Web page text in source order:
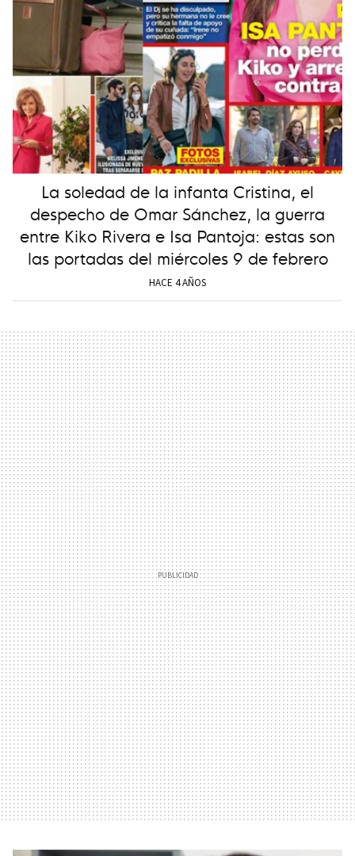
La soledad de la infanta Cristina, el
despecho de Omar Sánchez, la guerra
entre Kiko Rivera e Isa Pantoja: estas son
las portadas del miércoles 9 de febrero
HACE 4 AÑOS